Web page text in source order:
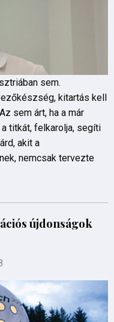
sem.
kitartás kell
sem árt, ha a már
titkát, felkarolja, segíti
akit a
nemcsak tervezte
újdonságok